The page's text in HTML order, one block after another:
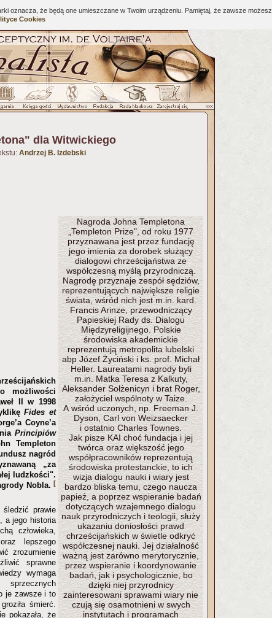
oznacza, że będą one umieszczane w Twoim urządzeniu. Pamiętaj, że zawsze możesz
Cookies
dla Witwickiego
Andrzej B. Izdebski
Nagroda Johna Templetona
„Templeton Prize", od roku 1977
przyznawana jest przez fundację
jego imienia za dorobek służący
dialogowi chrześcijaństwa ze
współczesną myślą przyrodniczą.
Nagrodę przyznaje zespół sędziów,
reprezentujących największe religie
świata, wśród nich jest m.in. kard.
Francis Arinze, przewodniczący
Papieskiej Rady ds. Dialogu
Międzyreligijnego. Polskie
środowiska akademickie
reprezentują metropolita lubelski
abp Józef Życiński i ks. prof. Michał
Heller. Laureatami nagrody byli
m.in. Matka Teresa z Kalkuty,
Aleksander Sołżenicyn i brat Roger,
założyciel wspólnoty w Taize.
A wśród uczonych, np. Freeman J.
Dyson, Carl von Weizsaecker
i ostatnio Charles Townes.
Jak pisze KAI choć fundacja i jej
twórca oraz większość jego
współpracowników reprezentują
środowiska protestanckie, to ich
wizja dialogu nauki i wiary jest
bardzo bliska temu, czego naucza
papież, a poprzez wspieranie badań
dotyczących wzajemnego dialogu
nauk przyrodniczych i teologii, służy
ukazaniu doniosłości prawd
chrześcijańskich w świetle odkryć
współczesnej nauki. Jej działalność
ważną jest zarówno merytorycznie,
przez wspieranie i koordynowanie
badań, jak i psychologicznie, bo
dzięki niej przyrodnicy
zainteresowani sprawami wiary nie
czują się osamotnieni w swych
instytutach i programach
możliwości
II w 1998
Fides et
Coyne’a
Principiów
Templeton
nagród
„za
ludzkości".
Nobla. [
prawie
a jego historia
człowieka,
lepszego
zrozumienie
sprawne
wymaga
je zawsze i to
śmierć.
pokazała, że